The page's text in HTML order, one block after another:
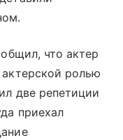
что актер
ролью
две репетиции
приехал